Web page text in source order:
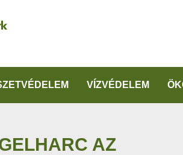
VÍZVÉDELEM
AZ